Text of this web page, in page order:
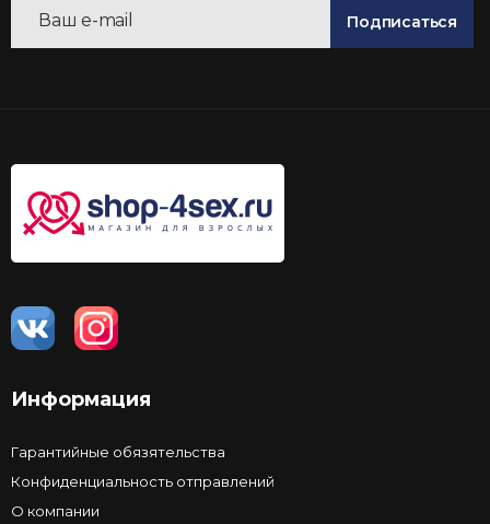
Подписаться
Информация
Гарантийные обязятельства
Конфиденциальность отправлений
О компании